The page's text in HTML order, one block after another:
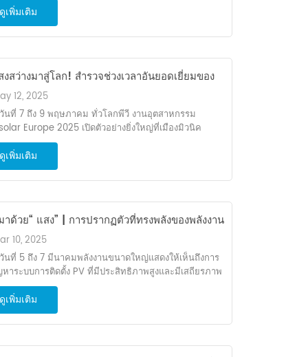
ทยาลัยจี๋เหม่ยจัดขึ้นอย่างยิ่งใหญ่ ใหญ่ พลังงาน ผู้บริหาร
าวิทยาลัยจี๋เหม่ย พันธมิตรอุตสาหกรรมพลังงานใหม่เขตจี๋
ละ ใหญ่ Energy เข้าร่วมงานดังกล่าวและร่วมกันเปิดตัว
งความสามารถ ความร่วมมือด้านการวิจัย และการแก้ไข
างเทคโนโลยีหลักผ่านสำนักงาน และได้บรรลุข้อตกลง
ตกรรมหลายฉบับเกี่ยวกับเทคโนโลยีโฟโตวอลตาอิคที่ล้ำ
นพิธีลงนาม ประธาน Lai ได้ต้อนรับทีมผู้บริหารจาก
ยาลัย Jimei อย่างอบอุ่น และให้คำมั่นว่าบริษัทจะลงทุน
ากรอย่างเต็มที่เพื่อสนับสนุนการพัฒนาเวิร์กสเตชันสำหรับ
เขาแสดงความหวังว่าความร่วมมือครั้งนี้จะจุดประกาย
ลักดันใหม่ให้กับบริษัท ศาสตราจารย์ Wang จาก
ยาลัย Jimei ยังกล่าวอีกว่ามหาวิทยาลัยจะใช้จุดแข็งใน
จัดเตรียมแพลตฟอร์มการเติบโตที่เป็นรูปธรรมสำหรับ
าระดับบัณฑิตศึกษา ร่วมกันเอาชนะความท้าทายทาง
โลยี และส่งเสริมการอัปเกรดซ้ำ�
ดูเพิ่มเติม
สว่างมาสู่โลก! สำรวจช่วงเวลาอันยอดเยี่ยมของ
นมหาศาลที่งาน Intersolar Europe 2025
12, 2025
นที่ 7 ถึง 9 พฤษภาคม ทั่วโลกพีวี งานอุตสาหกรรม
Europe 2025 เปิดตัวอย่างยิ่งใหญ่ที่เมืองมิวนิค
ศเยอรมนีใหญ่ Energy สร้างความประทับใจด้วย
ณฑ์หลักที่หลากหลายและล้ำสมัยพีวี โซลูชั่นระบบ ด้วย
ามารถทางเทคนิคระดับมืออาชีพและบริการที่มี
ธิภาพ บริษัทจึงดึงดูดผู้เชี่ยวชาญในอุตสาหกรรมและผู้
ของนิทรรศการ ในฐานะผู้จัดหามืออาชีพของพีวีระบบการ
ส่วนร่วมอย่างลึกซึ้งในตลาดพลังงานยุโรปใหญ่พีวีโซลูชัน
ำหรับเชิงพาณิชย์ในยุโรป-ที่อยู่อาศัยและไฟฟ้าภาคพื้นดิน
หญ่ปลูกส. นวัตกรรมตามสถานการณ์ทำให้พลังงานแสง
สว่างไสวทั่วทั้งยุโรป ตอบสนองสภาพแวดล้อมที่ซับซ้อน
วามต้องการที่หลากหลายของยุโรปใหญ่พลังงานเปิดตัว
นที่ปรับแต่งได้: ระบบบัลลาสต์บนหลังคา:มีการออกแบบหัว
ดที่เป็นเอกลักษณ์เฉพาะเพื่อให้ติดตั้งง่ายและมีประสิทธิภาพ
ด่น รองรับการติดตั้งอย่างรวดเร็วในสถานการณ์ต่างๆ รวม
ย พร้อมทั้งลดความเสี่ยงในการก่อสร้างและต้นทุนด้าน
ดูเพิ่มเติม
ด้วย“ แสง” | การปรากฏตัวที่ทรงพลังของพลังงาน
หญ่ที่ Key Energy 2025 ในอิตาลี
10, 2025
นที่ 5 ถึง 7 มีนาคมพลังงานขนาดใหญ่แสดงให้เห็นถึงการ
าระบบการติดตั้ง PV ที่มีประสิทธิภาพสูงและมีเสถียรภาพ
ารใช้พลังงานสำคัญในอิตาลีปี 2025 โดยเน้นถึงเสน่ห์ที่
อกลักษณ์ของอุตสาหกรรม PV จีนในเมืองศิลปะ Rimini
การได้รวบรวมผู้เข้าร่วมงานกว่า 1,500 คนและผู้เข้าชม
า 120,000 คน อิตาลี เป็นตั้งอยู่ในยุโรปใต้เพลิดเพลินไอที่
ดูเพิ่มเติม